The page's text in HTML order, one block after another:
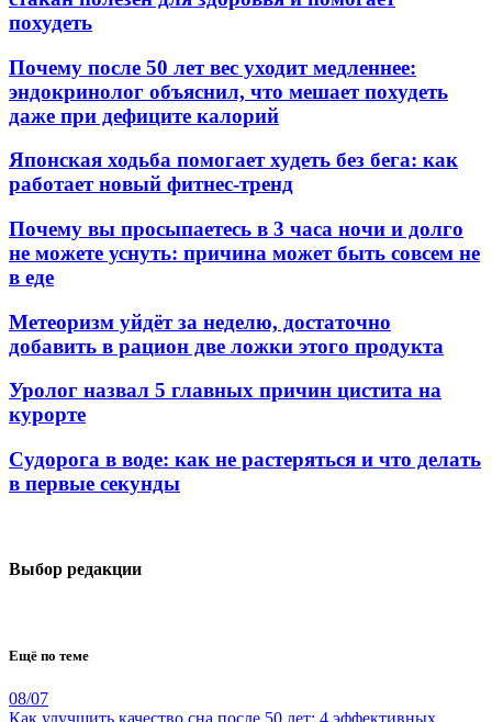
похудеть
Почему после 50 лет вес уходит медленнее:
эндокринолог объяснил, что мешает похудеть
даже при дефиците калорий
Японская ходьба помогает худеть без бега: как
работает новый фитнес-тренд
Почему вы просыпаетесь в 3 часа ночи и долго
не можете уснуть: причина может быть совсем не
в еде
Метеоризм уйдёт за неделю, достаточно
добавить в рацион две ложки этого продукта
Уролог назвал 5 главных причин цистита на
курорте
Судорога в воде: как не растеряться и что делать
в первые секунды
Выбор редакции
Ещё по теме
08/07
Как улучшить качество сна после 50 лет: 4 эффективных